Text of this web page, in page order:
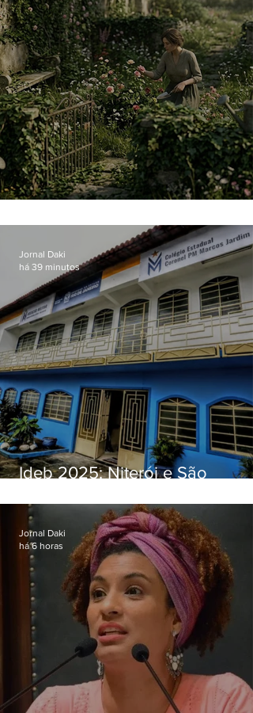
Ideb 2025: Niterói e São
distintos no ensino médio; veja
Jornal Daki
há 39 minutos
Jornal Daki
há 6 horas